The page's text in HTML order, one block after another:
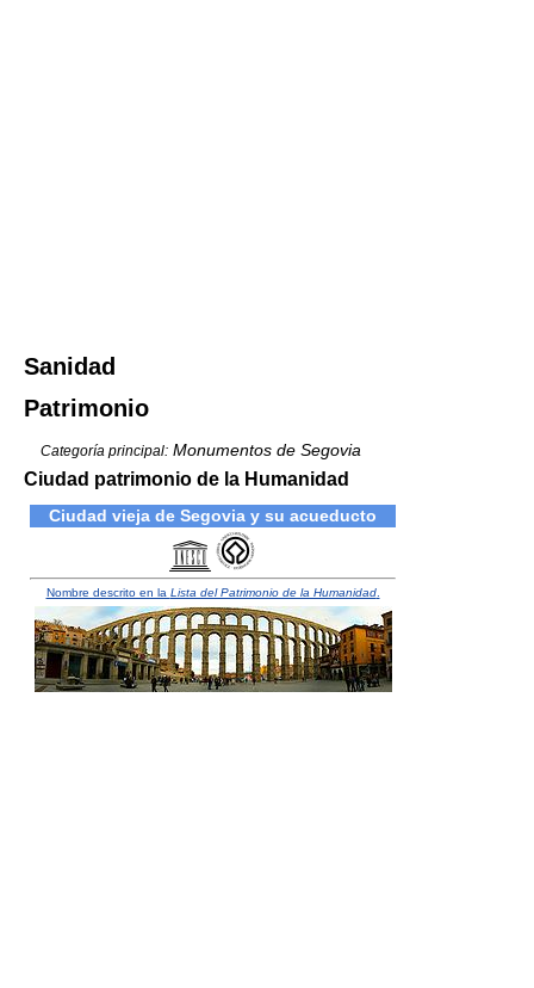
Sanidad
Patrimonio
Categoría principal: Monumentos de Segovia
Ciudad patrimonio de la Humanidad
Ciudad vieja de Segovia y su acueducto
Nombre descrito en la Lista del Patrimonio de la Humanidad.